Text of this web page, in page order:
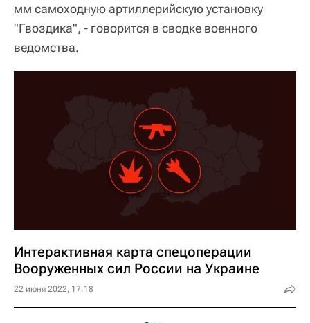
мм самоходную артиллерийскую установку
"Гвоздика", - говорится в сводке военного
ведомства.
Интерактивная карта спецоперации
Вооруженных сил России на Украине
22 июня 2022, 17:18